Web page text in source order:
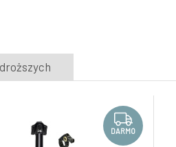
8. Skladem e-shop
DARMO